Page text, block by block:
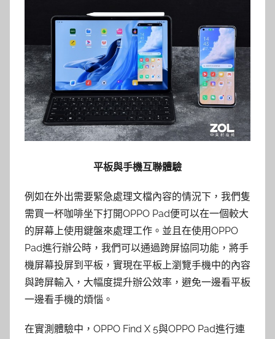
平板與手機互聯體驗
例如在外出需要緊急處理文檔內容的情況下，我們隻
需買一杯咖啡坐下打開OPPO Pad便可以在一個較大
的屏幕上使用鍵盤來處理工作。並且在使用OPPO
Pad進行辦公時，我們可以通過跨屏協同功能，將⼿
機屏幕投屏到平板，實現在平板上瀏覽手機中的內容
與跨屏輸⼊，大幅度提升辦公效率，避免一邊看平板
一邊看手機的煩惱。
在實測體驗中，OPPO Find X 5與OPPO Pad進行連